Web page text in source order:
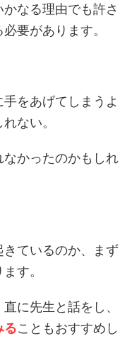
なる理由でも許さ
要があります。
をあげてしまうよ
ない。
かったのかもしれ
ているのか、まず
す。
に先生と話をし、
ることもおすすめし